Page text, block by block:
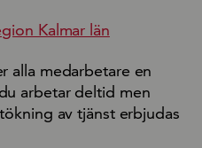
Kalmar län
alla medarbetare en
arbetar deltid men
av tjänst erbjudas